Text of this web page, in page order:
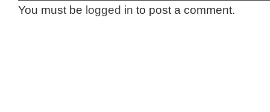
You must be logged in to post a comment.